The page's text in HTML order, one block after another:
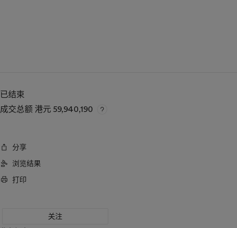
已结束
成交总额 港元 59,940,190
分享
浏览结果
打印
关注